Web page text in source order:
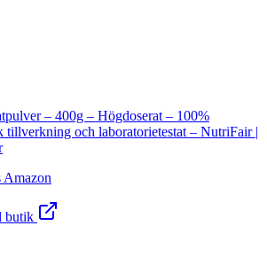
– 400g – Högdoserat – 100%
tillverkning och laboratorietestat – NutriFair |
Amazon
butik